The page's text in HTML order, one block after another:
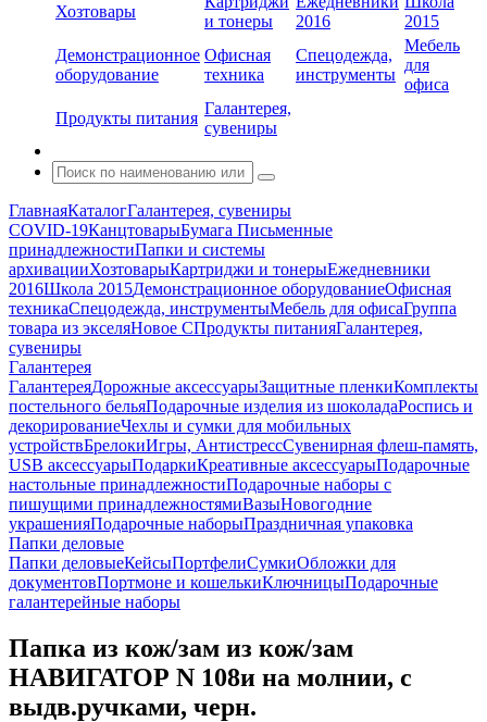
Хозтовары
и тонеры
2016
2015
Демонстрационное
оборудование
Офисная
техника
Спецодежда,
инструменты
Мебель
для
офиса
Продукты питания
Галантерея,
сувениры
ГлавнаяКаталогГалантерея, сувениры
COVID-19КанцтоварыБумага Письменные
принадлежностиПапки и системы
архивацииХозтоварыКартриджи и тонерыЕжедневники
2016Школа 2015Демонстрационное оборудованиеОфисная
техникаСпецодежда, инструментыМебель для офисаГруппа
товара из экселяНовое СПродукты питанияГалантерея,
сувениры
Галантерея
ГалантереяДорожные аксессуарыЗащитные пленкиКомплекты
постельного бельяПодарочные изделия из шоколадаРоспись и
декорированиеЧехлы и сумки для мобильных
устройствБрелокиИгры, АнтистрессСувенирная флеш-память,
USB аксессуарыПодаркиКреативные аксессуарыПодарочные
настольные принадлежностиПодарочные наборы с
пишущими принадлежностямиВазыНовогодние
украшенияПодарочные наборыПраздничная упаковка
Папки деловые
Папки деловыеКейсыПортфелиСумкиОбложки для
документовПортмоне и кошелькиКлючницыПодарочные
галантерейные наборы
Папка из кож/зам из кож/зам
НАВИГАТОР N 108и на молнии, с
выдв.ручками, черн.